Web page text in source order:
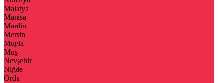
Malatya
Manisa
Mardin
Mersin
Muğla
Muş
Nevşehir
Niğde
Ordu